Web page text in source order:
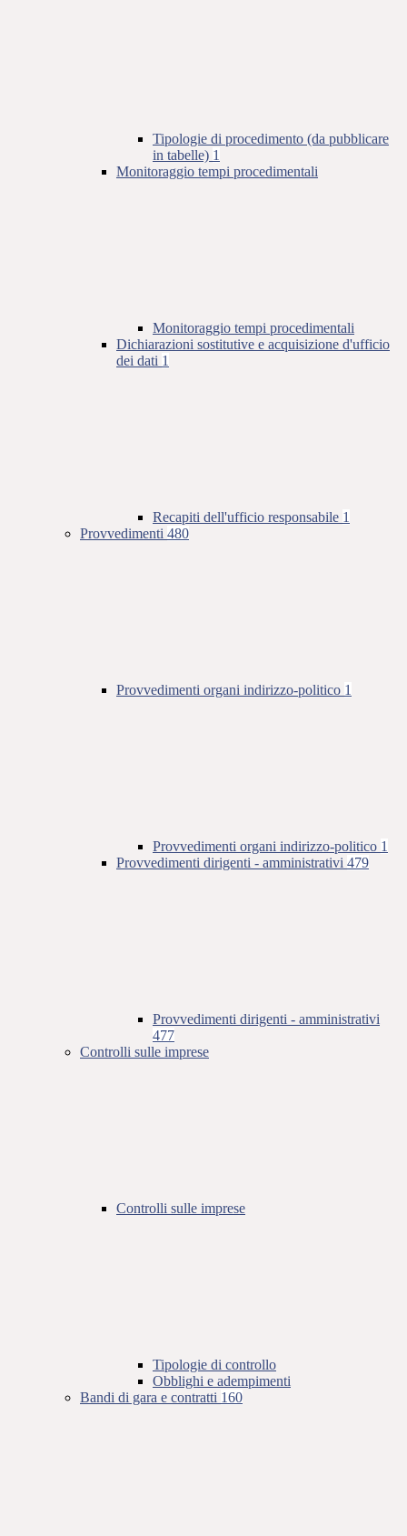
Tipologie di procedimento (da pubblicare
in tabelle) 1
Monitoraggio tempi procedimentali
Monitoraggio tempi procedimentali
Dichiarazioni sostitutive e acquisizione d'ufficio
dei dati 1
Recapiti dell'ufficio responsabile 1
Provvedimenti 480
Provvedimenti organi indirizzo-politico 1
Provvedimenti organi indirizzo-politico 1
Provvedimenti dirigenti - amministrativi 479
Provvedimenti dirigenti - amministrativi
477
Controlli sulle imprese
Controlli sulle imprese
Tipologie di controllo
Obblighi e adempimenti
Bandi di gara e contratti 160